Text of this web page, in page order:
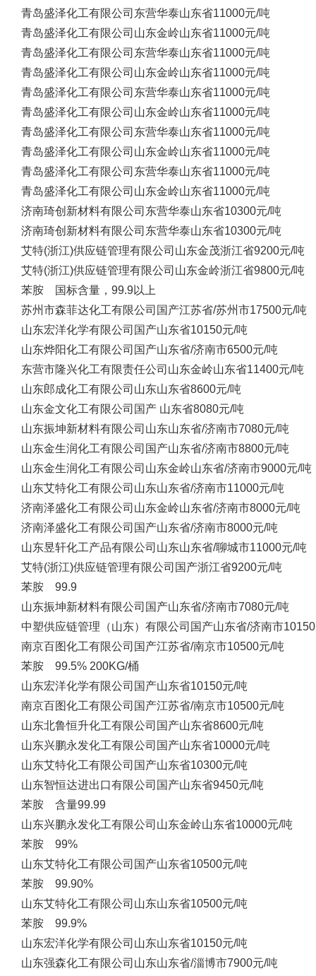
青岛盛泽化工有限公司 东营华泰山东省11000元/吨
青岛盛泽化工有限公司 山东金岭山东省11000元/吨
青岛盛泽化工有限公司 东营华泰山东省11000元/吨
青岛盛泽化工有限公司 山东金岭山东省11000元/吨
青岛盛泽化工有限公司 东营华泰山东省11000元/吨
青岛盛泽化工有限公司 山东金岭山东省11000元/吨
青岛盛泽化工有限公司 东营华泰山东省11000元/吨
青岛盛泽化工有限公司 山东金岭山东省11000元/吨
青岛盛泽化工有限公司 东营华泰山东省11000元/吨
青岛盛泽化工有限公司 山东金岭山东省11000元/吨
济南琦创新材料有限公司 东营华泰山东省10300元/吨
济南琦创新材料有限公司 东营华泰山东省10300元/吨
艾特(浙江)供应链管理有限公司 山东金茂浙江省9200元/吨
艾特(浙江)供应链管理有限公司 山东金岭浙江省9800元/吨
苯胺 国标含量，99.9以上
苏州市森菲达化工有限公司 国产江苏省/苏州市17500元/吨
山东宏洋化学有限公司 国产山东省10150元/吨
山东烨阳化工有限公司 国产山东省/济南市6500元/吨
东营市隆兴化工有限责任公司 山东金岭山东省11400元/吨
山东郎成化工有限公司 山东山东省8600元/吨
山东金文化工有限公司 国产 山东省8080元/吨
山东振坤新材料有限公司 山东山东省/济南市7080元/吨
山东金生润化工有限公司 国产山东省/济南市8800元/吨
山东金生润化工有限公司 山东金岭山东省/济南市9000元/吨
山东艾特化工有限公司 山东山东省/济南市11000元/吨
济南泽盛化工有限公司 山东金岭山东省/济南市8000元/吨
济南泽盛化工有限公司 国产山东省/济南市8000元/吨
山东昱轩化工产品有限公司 山东山东省/聊城市11000元/吨
艾特(浙江)供应链管理有限公司 国产浙江省9200元/吨
苯胺 99.9
山东振坤新材料有限公司 国产山东省/济南市7080元/吨
中塑供应链管理（山东）有限公司 国产山东省/济南市
南京百图化工有限公司 国产江苏省/南京市10500元/吨
苯胺 99.5% 200KG/桶
山东宏洋化学有限公司 国产山东省10150元/吨
南京百图化工有限公司 国产江苏省/南京市10500元/吨
山东北鲁恒升化工有限公司 国产山东省8600元/吨
山东兴鹏永发化工有限公司 国产山东省10000元/吨
山东艾特化工有限公司 国产山东省10300元/吨
山东智恒达进出口有限公司 国产山东省9450元/吨
苯胺 含量99.99
山东兴鹏永发化工有限公司 山东金岭山东省10000元/吨
苯胺 99%
山东艾特化工有限公司 国产山东省10500元/吨
苯胺 99.90%
山东艾特化工有限公司 山东山东省10500元/吨
苯胺 99.9%
山东宏洋化学有限公司 山东山东省10150元/吨
山东强森化工有限公司 山东山东省/淄博市7900元/吨